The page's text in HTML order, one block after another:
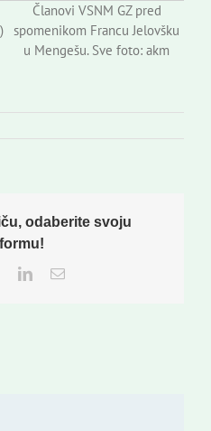
Članovi VSNM GZ pred
spomenikom Francu Jelovšku
u Mengešu. Sve foto: akm
odaberite svoju
TwitterLinkedInEmail: